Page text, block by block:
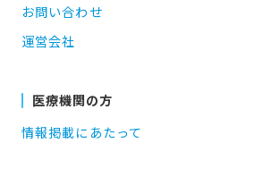
お問い合わせ
運営会社
医療機関の方
情報掲載にあたって